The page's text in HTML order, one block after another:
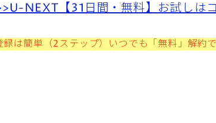
NEXT【31日間・無料】お試しは
録は簡単（2ステップ）いつでも「無料」解約